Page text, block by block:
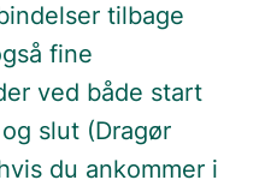
tilbage
fine
ved både start
slut (Dragør
du ankommer i